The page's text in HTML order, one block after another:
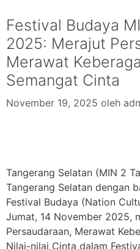
Festival Budaya
2025: Merajut
Merawat
Semangat Cinta
November 19, 2025 oleh
Tangerang Selatan (MIN 2
Tangerang Selatan dengan
Festival Budaya (Nation
Jumat, 14 November 2025,
Persaudaraan, Merawat
Nilai-nilai Cinta dalam